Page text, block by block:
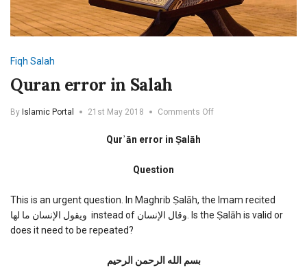
Fiqh Salah
Quran error in Salah
By Islamic Portal 21st May 2018 Comments Offon
Qurʾān error in Ṣalāh
Question
This is an urgent question. In Maghrib Ṣalāh, the Imam recited
ويقول الإنسان ما لها instead of وقال الإنسان. Is the Ṣalāh is valid or
does it need to be repeated?
بسم الله الرحمن الرحیم